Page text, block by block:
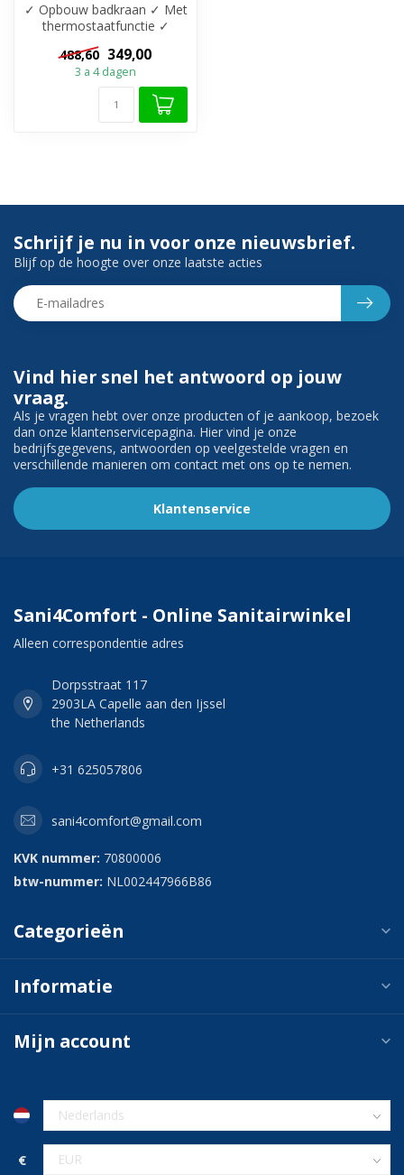
✓ Opbouw badkraan ✓ Met
thermostaatfunctie ✓
Blokkering op 38-graden ✓
Beschikba...
488,60 349,00
3 a 4 dagen
Vind hier snel het antwoord op jouw
vraag.
Als je vragen hebt over onze producten of je aankoop, bezoek
dan onze klantenservicepagina. Hier vind je onze
bedrijfsgegevens, antwoorden op veelgestelde vragen en
verschillende manieren om contact met ons op te nemen.
Klantenservice
Schrijf je nu in voor onze nieuwsbrief.
Blijf op de hoogte over onze laatste acties
Sani4Comfort - Online Sanitairwinkel
Alleen correspondentie adres
Dorpsstraat 117
2903LA Capelle aan den Ijssel
the Netherlands
+31 625057806
sani4comfort@gmail.com
KVK nummer: 70800006
btw-nummer: NL002447966B86
Categorieën
Informatie
Mijn account
€